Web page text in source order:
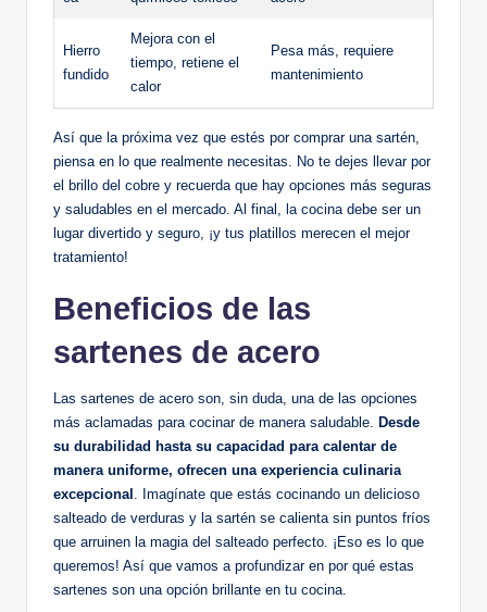
Hierro
fundido
Mejora con el
tiempo, retiene el
calor
Pesa más, requiere
mantenimiento
Así que la próxima vez que estés por comprar una sartén,
piensa en lo que realmente necesitas. No te dejes llevar por
el brillo del cobre y recuerda que hay opciones más seguras
y saludables en el mercado. Al final, la cocina debe ser un
lugar divertido y seguro, ¡y tus platillos merecen el mejor
tratamiento!
Beneficios de las
sartenes de acero
Las sartenes de acero son, sin duda, una de las opciones
más aclamadas para cocinar de manera saludable.
Desde
su durabilidad hasta su capacidad para calentar de
manera uniforme, ofrecen una experiencia culinaria
excepcional
. Imagínate que estás cocinando un delicioso
salteado de verduras y la sartén se calienta sin puntos fríos
que arruinen la magia del salteado perfecto. ¡Eso es lo que
queremos! Así que vamos a profundizar en por qué estas
sartenes son una opción brillante en tu cocina.